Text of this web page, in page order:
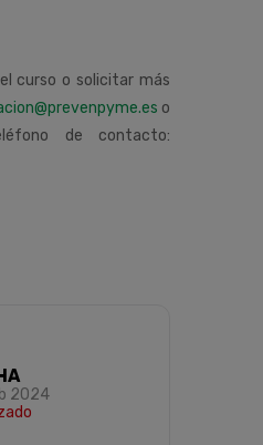
curso o solicitar más
o
de contacto:
2024